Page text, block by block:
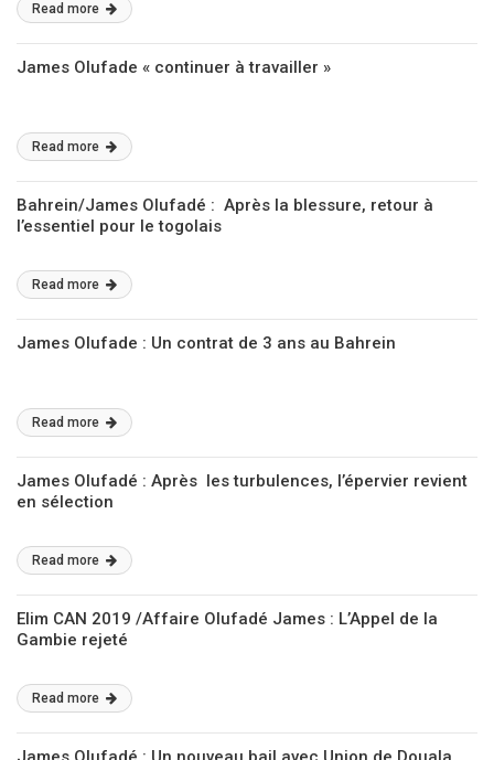
Read more
James Olufade « continuer à travailler »
Read more
Bahrein/James Olufadé : Après la blessure, retour à
l’essentiel pour le togolais
Read more
James Olufade : Un contrat de 3 ans au Bahrein
Read more
James Olufadé : Après les turbulences, l’épervier revient
en sélection
Read more
Elim CAN 2019 /Affaire Olufadé James : L’Appel de la
Gambie rejeté
Read more